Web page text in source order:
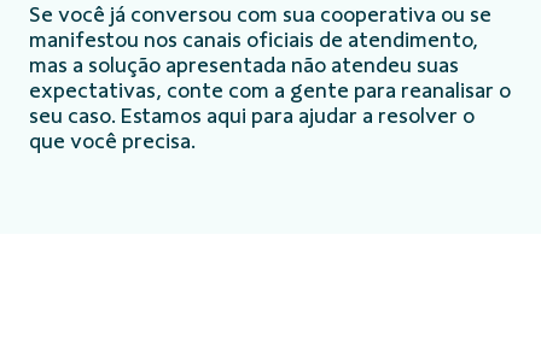
Se você já conversou com sua cooperativa ou se
manifestou nos canais oficiais de atendimento,
mas a solução apresentada não atendeu suas
expectativas, conte com a gente para reanalisar o
seu caso. Estamos aqui para ajudar a resolver o
que você precisa.